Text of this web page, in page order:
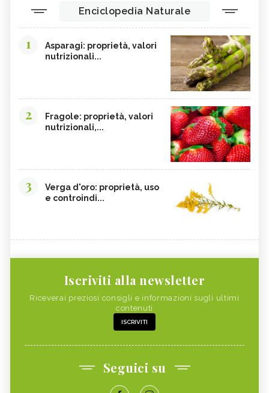
Enciclopedia Naturale
1
Asparagi: proprietà, valori
nutrizionali...
2
Fragole: proprietà, valori
nutrizionali,...
3
Verga d'oro: proprietà, uso
e controindi...
Iscriviti alla newsletter
Riceverai preziosi consigli e informazioni sugli ultimi
contenuti
ISCRIVITI
Seguici su